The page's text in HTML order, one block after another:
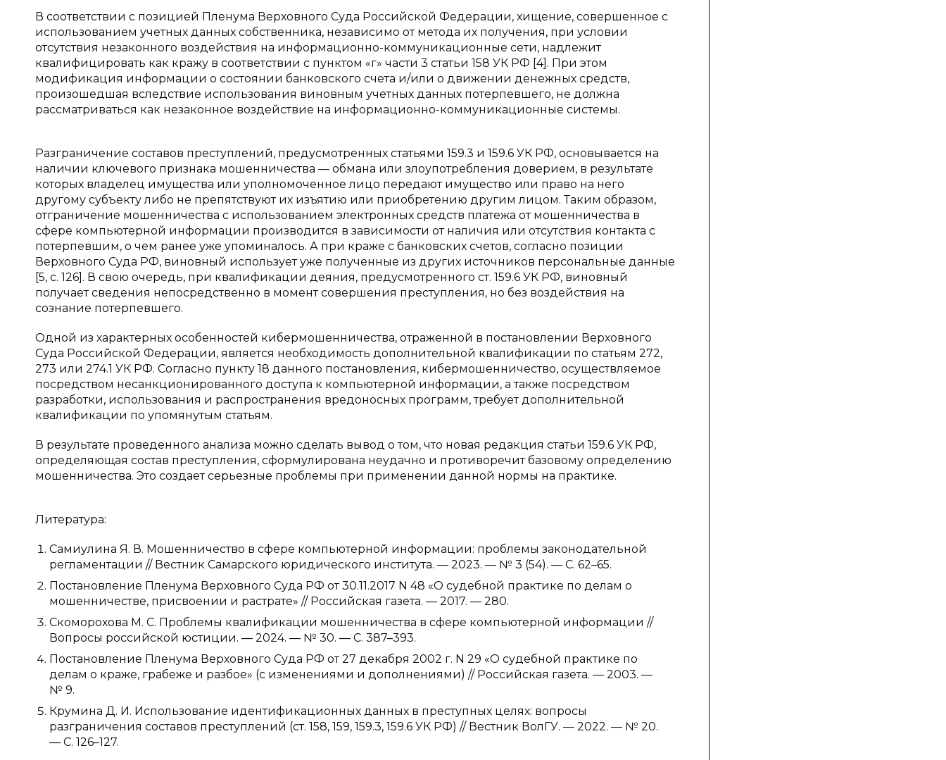
В соответствии с позицией Пленума Верховного Суда Российской Федерации, хищение, совершенное с
использованием учетных данных собственника, независимо от метода их получения, при условии
отсутствия незаконного воздействия на информационно-коммуникационные сети, надлежит
квалифицировать как кражу в соответствии с пунктом «г» части 3 статьи 158 УК РФ [4]. При этом
модификация информации о состоянии банковского счета и/или о движении денежных средств,
произошедшая вследствие использования виновным учетных данных потерпевшего, не должна
рассматриваться как незаконное воздействие на информационно-коммуникационные системы.
Разграничение составов преступлений, предусмотренных статьями 159.3 и 159.6 УК РФ, основывается на
наличии ключевого признака мошенничества — обмана или злоупотребления доверием, в результате
которых владелец имущества или уполномоченное лицо передают имущество или право на него
другому субъекту либо не препятствуют их изъятию или приобретению другим лицом. Таким образом,
отграничение мошенничества с использованием электронных средств платежа от мошенничества в
сфере компьютерной информации производится в зависимости от наличия или отсутствия контакта с
потерпевшим, о чем ранее уже упоминалось. А при краже с банковских счетов, согласно позиции
Верховного Суда РФ, виновный использует уже полученные из других источников персональные данные
[5, с. 126]. В свою очередь, при квалификации деяния, предусмотренного ст. 159.6 УК РФ, виновный
получает сведения непосредственно в момент совершения преступления, но без воздействия на
сознание потерпевшего.
Одной из характерных особенностей кибермошенничества, отраженной в постановлении Верховного
Суда Российской Федерации, является необходимость дополнительной квалификации по статьям 272,
273 или 274.1 УК РФ. Согласно пункту 18 данного постановления, кибермошенничество, осуществляемое
посредством несанкционированного доступа к компьютерной информации, а также посредством
разработки, использования и распространения вредоносных программ, требует дополнительной
квалификации по упомянутым статьям.
В результате проведенного анализа можно сделать вывод о том, что новая редакция статьи 159.6 УК РФ,
определяющая состав преступления, сформулирована неудачно и противоречит базовому определению
мошенничества. Это создает серьезные проблемы при применении данной нормы на практике.
Литература:
Самиулина Я. В. Мошенничество в сфере компьютерной информации: проблемы законодательной
регламентации // Вестник Самарского юридического института. — 2023. — № 3 (54). — С. 62–65.
Постановление Пленума Верховного Суда РФ от 30.11.2017 N 48 «О судебной практике по делам о
мошенничестве, присвоении и растрате» // Российская газета. — 2017. — 280.
Скоморохова М. С. Проблемы квалификации мошенничества в сфере компьютерной информации //
Вопросы российской юстиции. — 2024. — № 30. — С. 387–393.
Постановление Пленума Верховного Суда РФ от 27 декабря 2002 г. N 29 «О судебной практике по
делам о краже, грабеже и разбое» (с изменениями и дополнениями) // Российская газета. — 2003. —
№ 9.
Крумина Д. И. Использование идентификационных данных в преступных целях: вопросы
разграничения составов преступлений (ст. 158, 159, 159.3, 159.6 УК РФ) // Вестник ВолГУ. — 2022. — № 20.
— С. 126–127.